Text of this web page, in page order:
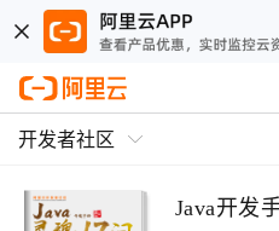
开发者社区
Java开发